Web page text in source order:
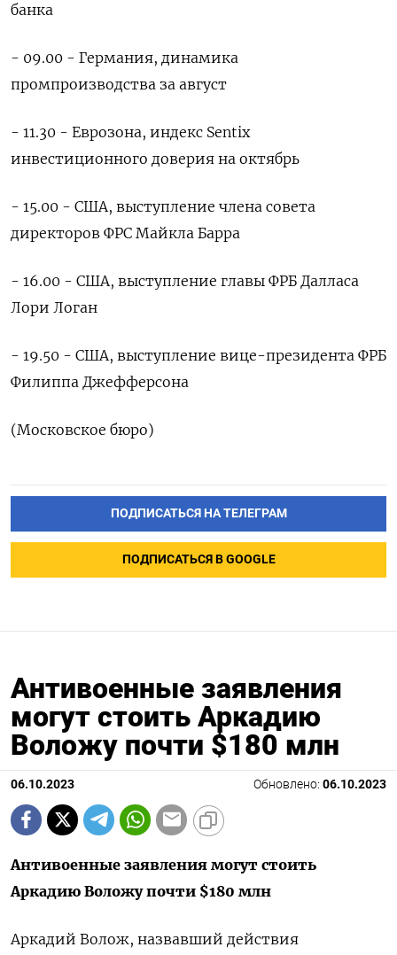
банка
- 09.00 - Германия, динамика
промпроизводства за август
- 11.30 - Еврозона, индекс Sentix
инвестиционного доверия на октябрь
- 15.00 - США, выступление члена совета
директоров ФРС Майкла Барра
- 16.00 - США, выступление главы ФРБ Далласа
Лори Логан
- 19.50 - США, выступление вице-президента ФРБ
Филиппа Джефферсона
(Московское бюро)
ПОДПИСАТЬСЯ НА ТЕЛЕГРАМ
ПОДПИСАТЬСЯ В GOOGLE
Антивоенные заявления
могут стоить Аркадию
Воложу почти $180 млн
06.10.2023 Обновлено: 06.10.2023
Антивоенные заявления могут стоить
Аркадию Воложу почти $180 млн
Аркадий Волож, назвавший действия